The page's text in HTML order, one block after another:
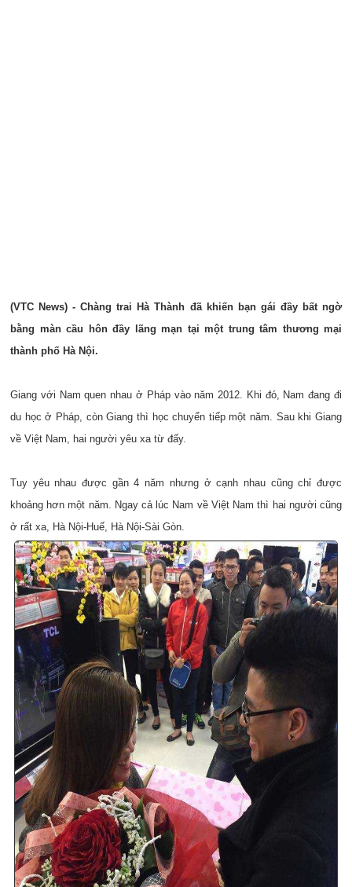
(VTC News) - Chàng trai Hà Thành đã khiến bạn gái đầy bất ngờ
bằng màn cầu hôn đầy lãng mạn tại một trung tâm thương mại
thành phố Hà Nội.
Giang với Nam quen nhau ở Pháp vào năm 2012. Khi đó, Nam đang đi
du học ở Pháp, còn Giang thì học chuyển tiếp một năm. Sau khi Giang
về Việt Nam, hai người yêu xa từ đấy.
Tuy yêu nhau được gần 4 năm nhưng ở cạnh nhau cũng chỉ được
khoảng hơn một năm. Ngay cả lúc Nam về Việt Nam thì hai người cũng
ở rất xa, Hà Nội-Huế, Hà Nội-Sài Gòn.